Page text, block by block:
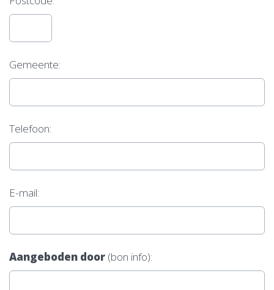
Gemeente:
Telefoon:
E-mail:
Aangeboden door (bon info):